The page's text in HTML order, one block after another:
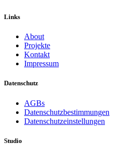
Links
About
Projekte
Kontakt
Impressum
Datenschutz
AGBs
Datenschutzbestimmungen
Datenschutzeinstellungen
Studio